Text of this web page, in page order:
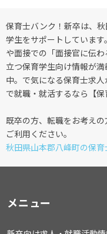
保育士バンク！新卒は、
学生をサポートしていま
や面接での「面接官に伝
立つ保育学生向け情報が
中。で気になる保育士求人
で就職・就活するなら【保
既卒の方、転職をお考え
ご利用ください。
秋田県山本郡八峰町の保育
メニュー